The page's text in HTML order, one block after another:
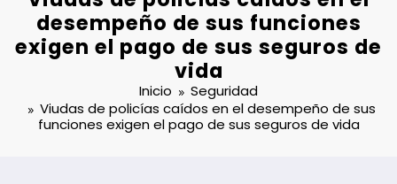
desempeño de sus funciones
exigen el pago de sus seguros de
vida
Inicio
Seguridad
Viudas de policías caídos en el desempeño de sus
funciones exigen el pago de sus seguros de vida